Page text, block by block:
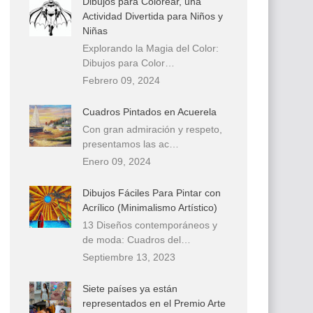
Actividad Divertida para Niños y
Niñas
Explorando la Magia del Color:
Dibujos para Color…
Febrero 09, 2024
Cuadros Pintados en Acuerela
Con gran admiración y respeto,
presentamos las ac…
Enero 09, 2024
Dibujos Fáciles Para Pintar con
Acrílico (Minimalismo Artístico)
13 Diseños contemporáneos y
de moda: Cuadros del…
Septiembre 13, 2023
Siete países ya están
representados en el Premio Arte